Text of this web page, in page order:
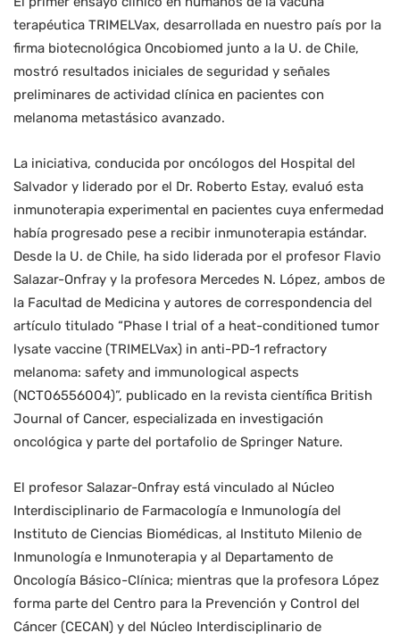
terapéutica TRIMELVax, desarrollada en nuestro país por la
firma biotecnológica Oncobiomed junto a la U. de Chile,
mostró resultados iniciales de seguridad y señales
preliminares de actividad clínica en pacientes con
melanoma metastásico avanzado.
La iniciativa, conducida por oncólogos del Hospital del
Salvador y liderado por el Dr. Roberto Estay, evaluó esta
inmunoterapia experimental en pacientes cuya enfermedad
había progresado pese a recibir inmunoterapia estándar.
Desde la U. de Chile, ha sido liderada por el profesor Flavio
Salazar-Onfray y la profesora Mercedes N. López, ambos de
la Facultad de Medicina y autores de correspondencia del
artículo titulado “Phase I trial of a heat-conditioned tumor
lysate vaccine (TRIMELVax) in anti-PD-1 refractory
melanoma: safety and immunological aspects
(NCT06556004)”, publicado en la revista científica British
Journal of Cancer, especializada en investigación
oncológica y parte del portafolio de Springer Nature.
El profesor Salazar-Onfray está vinculado al Núcleo
Interdisciplinario de Farmacología e Inmunología del
Instituto de Ciencias Biomédicas, al Instituto Milenio de
Inmunología e Inmunoterapia y al Departamento de
Oncología Básico-Clínica; mientras que la profesora López
forma parte del Centro para la Prevención y Control del
Cáncer (CECAN) y del Núcleo Interdisciplinario de